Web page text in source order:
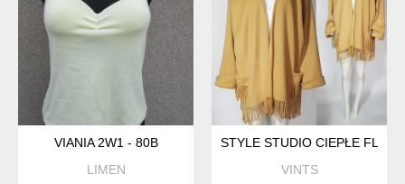
VIANIA 2W1 - 80B
LIMEN
STYLE STUDIO CIEPŁE
VINTS